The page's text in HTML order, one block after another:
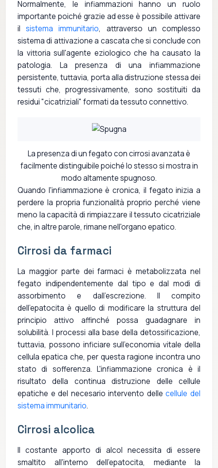
Normalmente, le infiammazioni hanno un ruolo
importante poiché grazie ad esse è possibile attivare
ilsistema immunitario, attraverso un complesso
sistema di attivazione a cascata che si conclude con
la vittoria sull'agente eziologico che ha causato la
patologia. La presenza di una infiammazione
persistente, tuttavia, porta alla distruzione stessa dei
tessuti che, progressivamente, sono sostituiti da
residui "cicatriziali" formati da tessuto connettivo.
La presenza di un fegato con cirrosi avanzata è
facilmente distinguibile poiché lo stesso si mostra in
modo altamente spugnoso.
Quando l'infiammazione è cronica, il fegato inizia a
perdere la propria funzionalità proprio perché viene
meno la capacità di rimpiazzare il tessuto cicatriziale
che, in altre parole, rimane nell'organo epatico.
Cirrosi da farmaci
La maggior parte dei farmaci è metabolizzata nel
fegato indipendentemente dal tipo e dal modi di
assorbimento e dall'escrezione. Il compito
dell'epatocita è quello di modificare la struttura del
principio attivo affinché possa guadagnare in
solubilità. I processi alla base della detossificazione,
tuttavia, possono inficiare sull'economia vitale della
cellula epatica che, per questa ragione incontra uno
stato di sofferenza. L'infiammazione cronica è il
risultato della continua distruzione delle cellule
epatiche e del necesario intervento dellecellule del
sistema immunitario.
Cirrosi alcolica
Il costante apporto di alcol necessita di essere
smaltito all'interno dell'epatocita, mediante la